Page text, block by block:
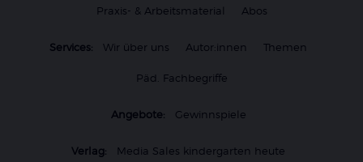
Praxis- & Arbeitsmaterial Abos
Services: Wir über uns Autor:innen Themen
Päd. Fachbegriffe
Angebote: Gewinnspiele
Verlag: Media Sales kindergarten heute